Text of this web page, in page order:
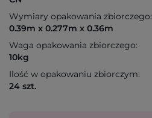
Wymiary opakowania zbiorczego:
0.39m x 0.277m x 0.36m
Waga opakowania zbiorczego:
10kg
Ilość w opakowaniu zbiorczym:
24 szt.